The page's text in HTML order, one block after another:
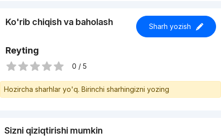
Ko'rib chiqish va baholash Sharh yozish
Reyting
0 / 5
Hozircha sharhlar yo'q. Birinchi sharhingizni yozing
Sizni qiziqtirishi mumkin